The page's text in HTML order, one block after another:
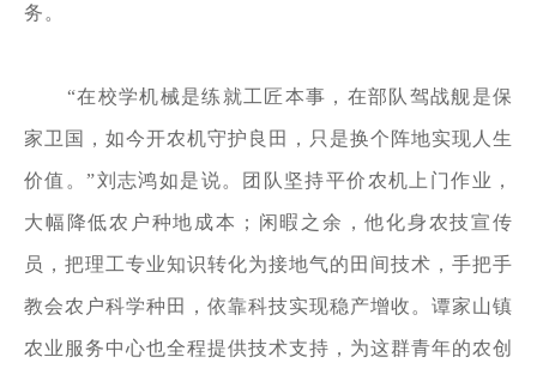
务。
“在校学机械是练就工匠本事，在部队驾战舰是保
家卫国，如今开农机守护良田，只是换个阵地实现人生
价值。”刘志鸿如是说。团队坚持平价农机上门作业，
大幅降低农户种地成本；闲暇之余，他化身农技宣传
员，把理工专业知识转化为接地气的田间技术，手把手
教会农户科学种田，依靠科技实现稳产增收。谭家山镇
农业服务中心也全程提供技术支持，为这群青年的农创